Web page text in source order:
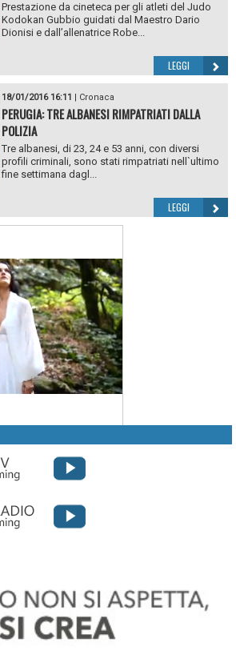
Prestazione da cineteca per gli atleti del Judo
Kodokan Gubbio guidati dal Maestro Dario
Dionisi e dall’allenatrice Robe...
LEGGI
18/01/2016 16:11 Cronaca
PERUGIA: TRE ALBANESI RIMPATRIATI DALLA
POLIZIA
Tre albanesi, di 23, 24 e 53 anni, con diversi
profili criminali, sono stati rimpatriati nell`ultimo
fine settimana dagl...
LEGGI